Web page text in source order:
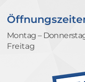
Montag –
Freitag